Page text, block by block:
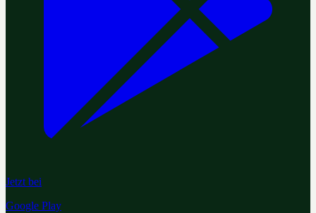
Jetzt bei
Google Play